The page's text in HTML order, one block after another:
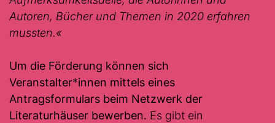
Autoren, Bücher und Themen in 2020 erfahren
mussten.«
Um die Förderung können sich
Veranstalter*innen mittels eines
Antragsformulars beim Netzwerk der
Literaturhäuser bewerben. Es gibt ein